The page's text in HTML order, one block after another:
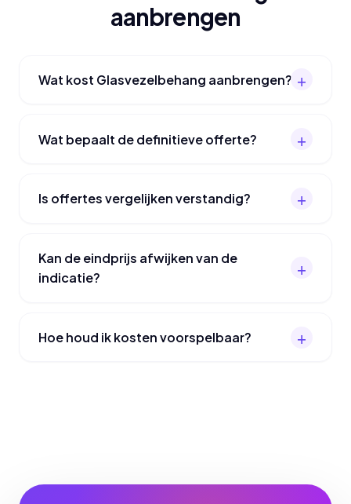
aanbrengen
Wat kost Glasvezelbehang aanbrengen?
Wat bepaalt de definitieve offerte?
Is offertes vergelijken verstandig?
Kan de eindprijs afwijken van de
indicatie?
Hoe houd ik kosten voorspelbaar?